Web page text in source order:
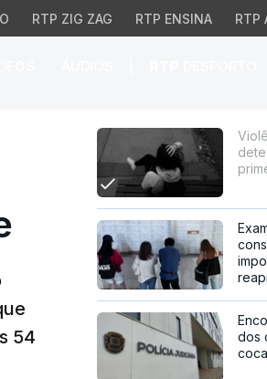
RTP ZIG ZAG RTP ENSINA RTP
pessoas no
54
dos